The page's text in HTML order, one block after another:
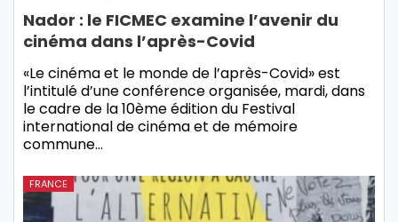
Nador : le FICMEC examine l’avenir du
cinéma dans l’après-Covid
«Le cinéma et le monde de l’après-Covid» est
l’intitulé d’une conférence organisée, mardi, dans
le cadre de la 10ème édition du Festival
international de cinéma et de mémoire
commune…
FRANCE